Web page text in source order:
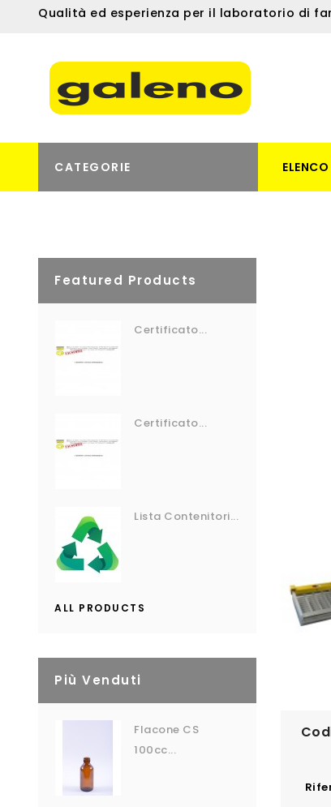
Qualità ed esperienza per il laboratorio di
CATEGORIE
Featured Products
Certificato...
Certificato...
Lista Contenitori...
ALL PRODUCTS
Più Venduti
Flacone CS
100cc...